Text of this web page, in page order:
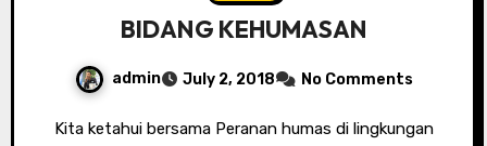
BIDANG KEHUMASAN
admin July 2, 2018 No Comments
Kita ketahui bersama Peranan humas di lingkungan